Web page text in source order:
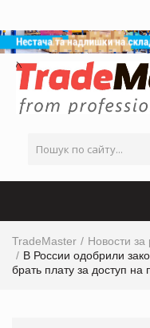
TradeMaster
Новости
В России одобрили
брать плату за доступ на